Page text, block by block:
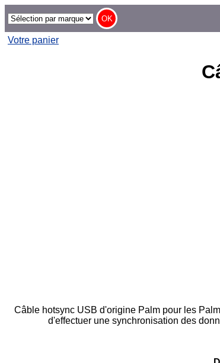
Votre panier
Câble hotsync USB d'origine Palm pour les
d'effectuer une synchronisation des